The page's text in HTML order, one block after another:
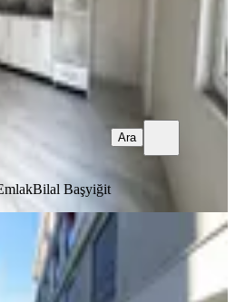
Bilal Başyiğit
Ara
Üzeri Site İçinde Kiralık
Dubleks
Mahallesi